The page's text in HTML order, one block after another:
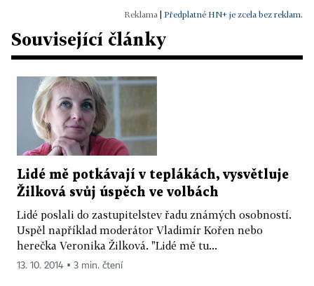
Předplatné HN+ je zcela bez reklam.
Související články
Lidé mě potkávají v teplákách, vysvětluje
Žilková svůj úspěch ve volbách
Lidé poslali do zastupitelstev řadu známých osobností.
Uspěl například moderátor Vladimír Kořen nebo
herečka Veronika Žilková. "Lidé mě tu...
13. 10. 2014 ▪ 3 min. čtení